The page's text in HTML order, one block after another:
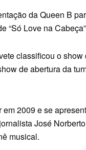
da Queen B
“Só Love na
classificou o
de abertura da
2009 e se
José
musical.